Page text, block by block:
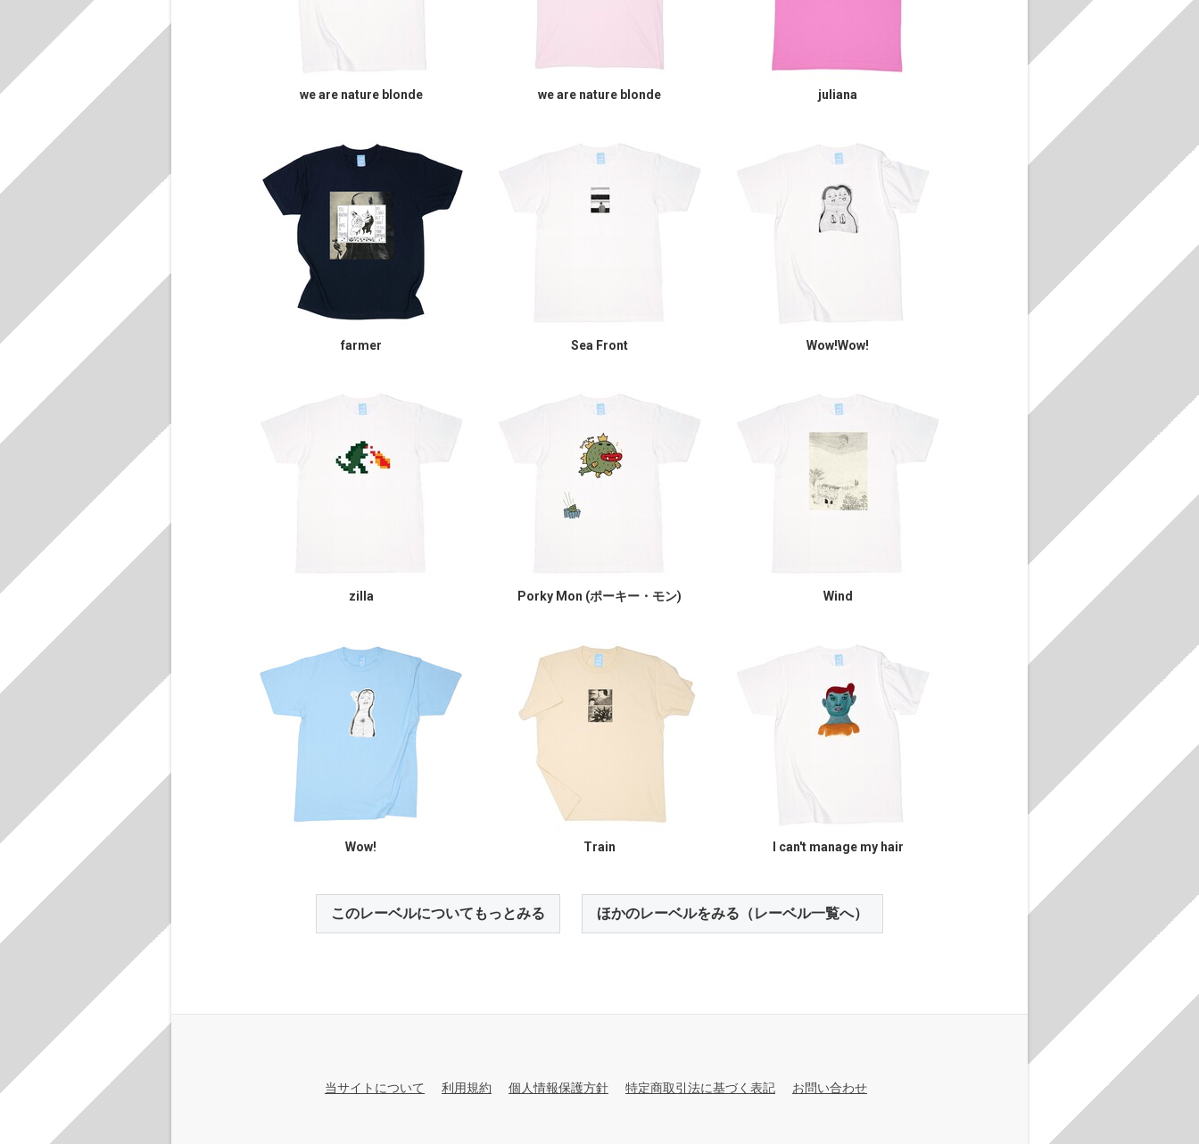
we are nature blonde we are nature blonde juliana
farmer Sea Front Wow!Wow!
zilla Porky Mon (ポーキー・モン) Wind
Wow! Train I can't manage my hair
このレーベルについてもっとみる ほかのレーベルをみる（レーベル一覧へ）
当サイトについて 利用規約 個人情報保護方針 特定商取引法に基づく表記 お問い合わせ